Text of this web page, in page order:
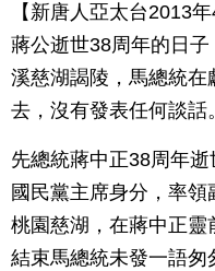
【新唐人亞太台2013
蔣公逝世38周年的日
溪慈湖謁陵，馬總統
去，沒有發表任何談話。
先總統蔣中正38周年
國民黨主席身分，率領
桃園慈湖，在蔣中正
結束馬總統未發一語匆